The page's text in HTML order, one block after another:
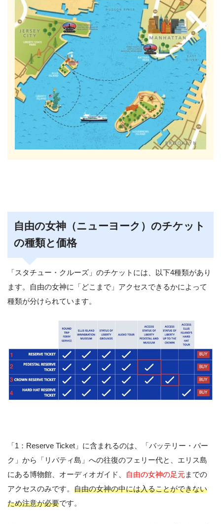
自由の女神（ニューヨーク）のチケット
の種類と価格
「スタチュー・クルーズ」のチケットには、以下4種類があり
ます。自由の女神に「どこまで」アクセスできるかによって
種類が分けられています。
「1：Reserve Ticket」に含まれるのは、「バッテリー・パー
ク」から「リバティ島」への往復のフェリー代と、エリス島
にある博物館、オーディオガイド、
自由の女神の足元までの
アクセスのみです。 自由の女神の中には入ることができない
ため注意が必要です。